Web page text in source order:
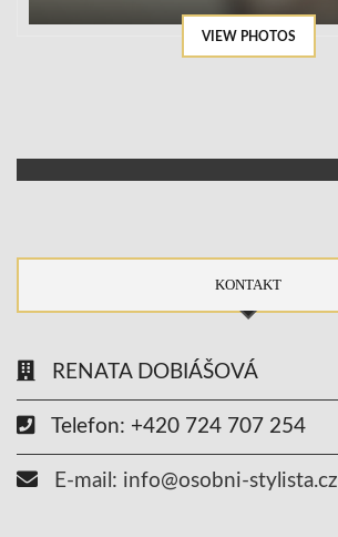
VIEW PHOTOS
KONTAKT
RENATA DOBIÁŠOVÁ
Telefon: +420 724 707 254
E-mail: info@osobni-stylista.cz